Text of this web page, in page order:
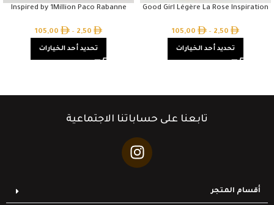
Good Girl Légère La Rose Inspiration
2,50
–
105,00
تحديد أحد الخيارات
Inspired by 1Million Paco Rabanne
2,50
–
105,00
تحديد أحد الخيارات
تابعنا على حساباتنا الاجتماعية
أقسام المتجر